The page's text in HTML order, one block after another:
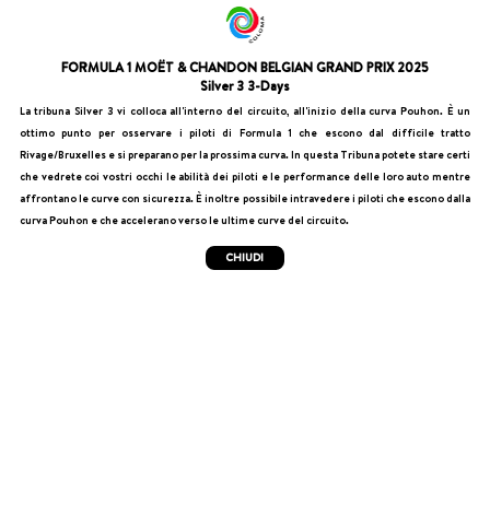
FORMULA 1 MOËT & CHANDON BELGIAN GRAND PRIX 2025
Silver 3 3-Days
La tribuna Silver 3 vi colloca all'interno del circuito, all'inizio della curva Pouhon. È un
ottimo punto per osservare i piloti di Formula 1 che escono dal difficile tratto
Rivage/Bruxelles e si preparano per la prossima curva. In questa Tribuna potete stare certi
che vedrete coi vostri occhi le abilità dei piloti e le performance delle loro auto mentre
affrontano le curve con sicurezza. È inoltre possibile intravedere i piloti che escono dalla
curva Pouhon e che accelerano verso le ultime curve del circuito.
CHIUDI